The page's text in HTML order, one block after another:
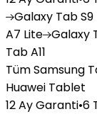
Galaxy Tab S9
A7 Lite Galaxy
Tab A11
Tüm Samsung
Huawei Tablet
12 Ay Garanti•6